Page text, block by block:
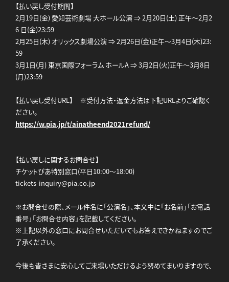
【払い戻し受付期間】
2月19日(金) 愛知芸術劇場 大ホール公演 ⇒ 2月20日(土) 正午～2月2
6 日(金)23:59
2月25日(木) オリックス劇場公演 ⇒ 2月26日(金)正午～3月4日(木)23:
59
3月1日(月) 東京国際フォーラム ホールA ⇒ 3月2日(火)正午～3月8日
(月)23:59
【払い戻し受付URL】 ※受付方法・返金方法は下記URLよりご確認く
ださい。
https://w.pia.jp/t/ainatheend2021refund/
【払い戻しに関するお問合せ】
チケットぴあ特別窓口(平日10:00～18:00)
tickets-inquiry@pia.co.jp
※お問合せの際、メール件名に「公演名」、本文中に「お名前」「お電話
番号」「お問合せ内容」を記載してください。
※上記以外の窓口にお問合せいただいてもお答えできかねますのでご
了承ください。
今後も皆さまに安心してご来場いただけるよう努めてまいりますので、